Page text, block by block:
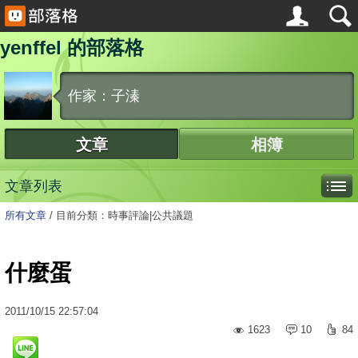
yenffel 的部落格
作家：子溱
文章 相簿
文章列表
所有文章 / 目前分類：時事評論|公共議題
什麼蛋
2011/10/15 22:57:04
1623
10 84